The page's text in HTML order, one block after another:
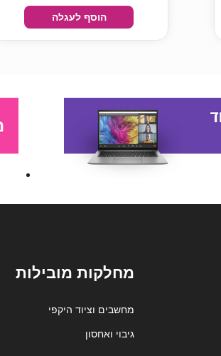
הוסף לעגלה
מחלקות מובילות
מחשבים וציוד היקפי
גיבוי ואחסון